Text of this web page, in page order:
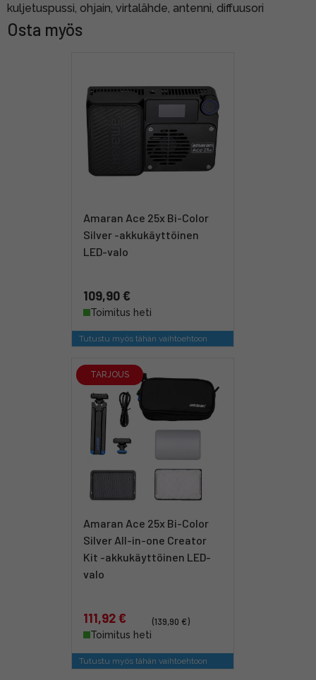
kuljetuspussi, ohjain, virtalähde, antenni, diffuusori
Osta myös
Amaran Ace 25x Bi-Color
Silver -akkukäyttöinen
LED-valo
109,90 €
Toimitus heti
Tutustu myös tähän vaihtoehtoon
TARJOUS
Amaran Ace 25x Bi-Color
Silver All-in-one Creator
Kit -akkukäyttöinen LED-
valo
111,92 €
(139,90 €)
Toimitus heti
Tutustu myös tähän vaihtoehtoon